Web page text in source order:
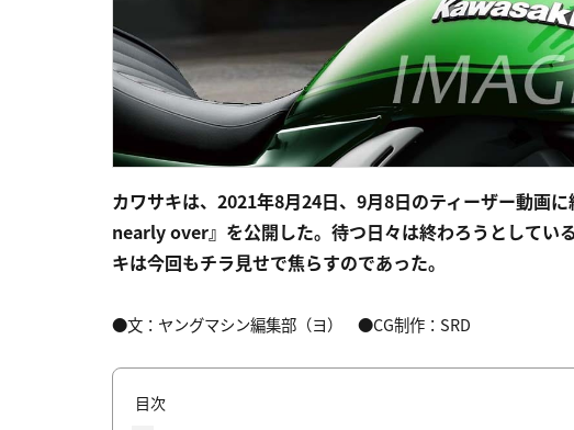
カワサキは、2021年8月24日、9月8日のティーザー動画
nearly over』を公開した。待つ日々は終わろうとして
キは今回もチラ見せで焦らすのであった。
●文：ヤングマシン編集部（ヨ） ●CG制作：SRD
目次